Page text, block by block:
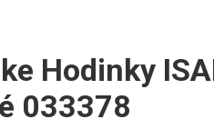
Hodinky
033378